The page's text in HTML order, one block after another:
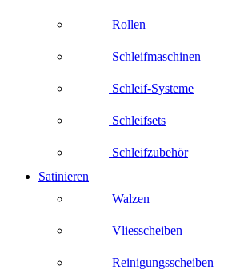
Rollen
Schleifmaschinen
Schleif-Systeme
Schleifsets
Schleifzubehör
Satinieren
Walzen
Vliesscheiben
Reinigungsscheiben